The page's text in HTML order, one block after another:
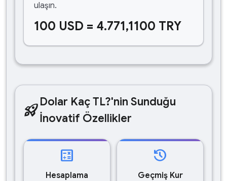
ulaşın.
100 USD = 4.771,1100 TRY
rocket_launchDolar Kaç TL?'nin Sunduğu
İnovatif Özellikler
calculate
Hesaplama
history
Geçmiş Kur